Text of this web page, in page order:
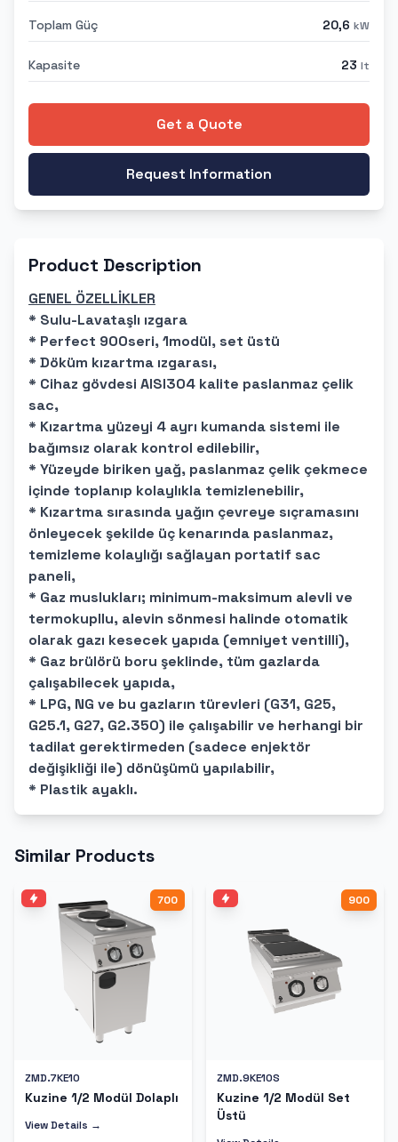
Toplam Güç 20,6 kW
Kapasite 23 lt
Get a Quote
Request Information
Product Description
GENEL ÖZELLİKLER
* Sulu-Lavataşlı ızgara
* Perfect 900seri, 1modül, set üstü
* Döküm kızartma ızgarası,
* Cihaz gövdesi AISI304 kalite paslanmaz çelik
sac,
* Kızartma yüzeyi 4 ayrı kumanda sistemi ile
bağımsız olarak kontrol edilebilir,
* Yüzeyde biriken yağ, paslanmaz çelik çekmece
içinde toplanıp kolaylıkla temizlenebilir,
* Kızartma sırasında yağın çevreye sıçramasını
önleyecek şekilde üç kenarında paslanmaz,
temizleme kolaylığı sağlayan portatif sac
paneli,
* Gaz muslukları; minimum-maksimum alevli ve
termokupllu, alevin sönmesi halinde otomatik
olarak gazı kesecek yapıda (emniyet ventilli),
* Gaz brülörü boru şeklinde, tüm gazlarda
çalışabilecek yapıda,
* LPG, NG ve bu gazların türevleri (G31, G25,
G25.1, G27, G2.350) ile çalışabilir ve herhangi bir
tadilat gerektirmeden (sadece enjektör
değişikliği ile) dönüşümü yapılabilir,
* Plastik ayaklı.
Similar Products
700
ZMD.7KE10
Kuzine 1/2 Modül Dolaplı
View Details →
900
ZMD.9KE10S
Kuzine 1/2 Modül Set
Üstü